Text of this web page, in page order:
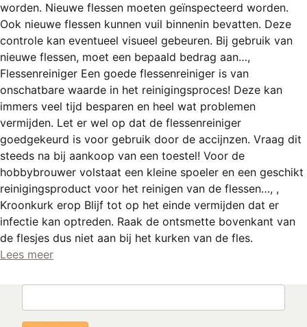
REGISTREREN
ADVERTEREN
MELDPUNT
PERS/PUBLICATIES
FACEBOOK
LINKS
worden. Nieuwe flessen moeten geïnspecteerd worden.
Ook nieuwe flessen kunnen vuil binnenin bevatten. Deze
controle kan eventueel visueel gebeuren. Bij gebruik van
nieuwe flessen, moet een bepaald bedrag aan…,
Flessenreiniger Een goede flessenreiniger is van
onschatbare waarde in het reinigingsproces! Deze kan
immers veel tijd besparen en heel wat problemen
vermijden. Let er wel op dat de flessenreiniger
goedgekeurd is voor gebruik door de accijnzen. Vraag dit
steeds na bij aankoop van een toestel! Voor de
hobbybrouwer volstaat een kleine spoeler en een geschikt
reinigingsproduct voor het reinigen van de flessen…, ,
Kroonkurk erop Blijf tot op het einde vermijden dat er
infectie kan optreden. Raak de ontsmette bovenkant van
de flesjes dus niet aan bij het kurken van de fles.
Lees meer